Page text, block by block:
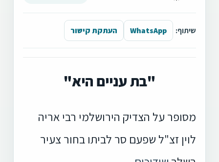
שיתוף: WhatsApp העתקת קישור
"בת עניים היא"
מסופר על הצדיק הירושלמי רבי אריה
לוין זצ"ל שפעם סר לביתו בחור צעיר